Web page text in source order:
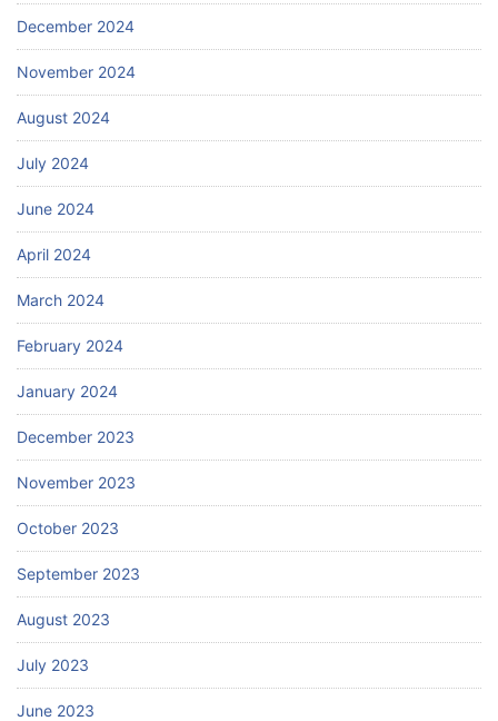
December 2024
November 2024
August 2024
July 2024
June 2024
April 2024
March 2024
February 2024
January 2024
December 2023
November 2023
October 2023
September 2023
August 2023
July 2023
June 2023